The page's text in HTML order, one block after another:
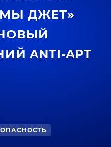
ДЖЕТ»
ANTI-APT